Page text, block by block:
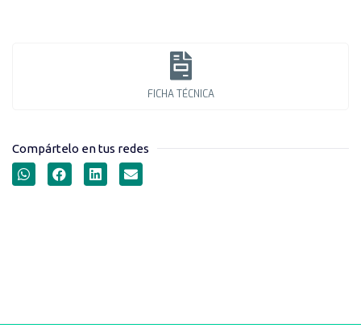
FICHA TÉCNICA
Compártelo en tus redes